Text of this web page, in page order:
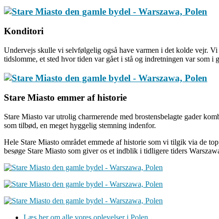
Konditori
Undervejs skulle vi selvfølgelig også have varmen i det kolde vejr.
tidslomme, et sted hvor tiden var gået i stå og indretningen var som
Stare Miasto emmer af historie
Stare Miasto var utrolig charmerende med brostensbelagte gader
som tilbød, en meget hyggelig stemning indenfor.
Hele Stare Miasto området emmede af historie som vi tilgik via de
besøge Stare Miasto som giver os et indblik i tidligere tiders